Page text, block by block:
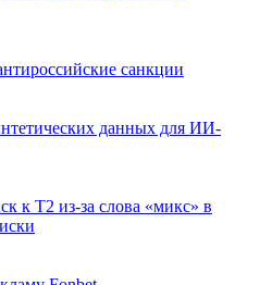
санкции
данных для ИИ-
к Т2 из-за слова «микс» в